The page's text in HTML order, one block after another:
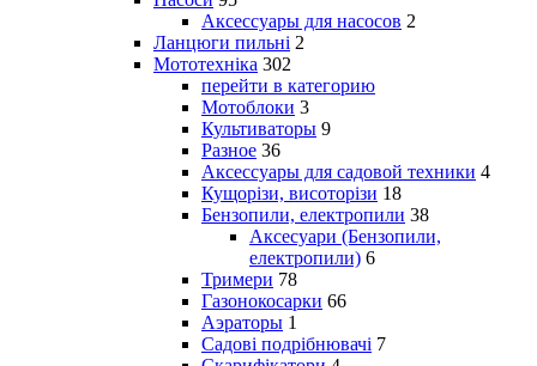
Аксессуары для насосов 2
Ланцюги пильні 2
Мототехніка 302
перейти в категорию
Мотоблоки 3
Культиваторы 9
Разное 36
Аксессуары для садовой техники 4
Кущорізи, висоторізи 18
Бензопили, електропили 38
Аксесуари (Бензопили,
електропили) 6
Тримери 78
Газонокосарки 66
Аэраторы 1
Садові подрібнювачі 7